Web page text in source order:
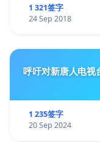
1 321签字
24 Sep 2018
呼吁对新唐人电视
1 235签字
20 Sep 2024